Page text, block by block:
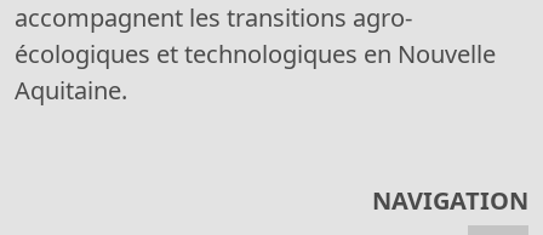
accompagnent les transitions agro-
écologiques et technologiques en Nouvelle
Aquitaine.
NAVIGATION